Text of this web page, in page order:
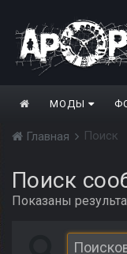
МОДЫ
Главная Поиск
Поиск
Показаны